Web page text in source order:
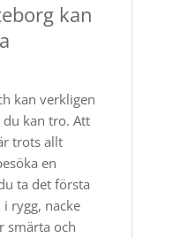
kan
kan verkligen
kan tro. Att
trots allt
en
ta det första
rygg, nacke
smärta och